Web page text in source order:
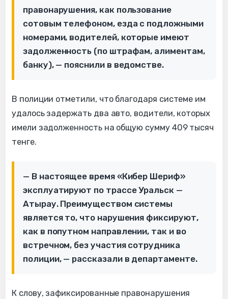
правонарушения, как пользование
сотовым телефоном, езда с подложными
номерами, водителей, которые имеют
задолженность (по штрафам, алиментам,
банку), — пояснили в ведомстве.
В полиции отметили, что благодаря системе им
удалось задержать два авто, водители, которых
имели задолженность на общую сумму 409 тысяч
тенге.
— В настоящее время «Кибер Шериф»
эксплуатируют по трассе Уральск —
Атырау. Преимуществом системы
является то, что нарушения фиксируют,
как в попутном направлении, так и во
встречном, без участия сотрудника
полиции, — рассказали в департаменте.
К слову, зафиксированные правонарушения